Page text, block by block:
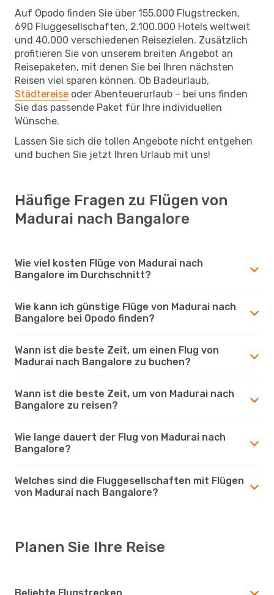
Auf Opodo finden Sie über 155.000 Flugstrecken,
690 Fluggesellschaften, 2.100.000 Hotels weltweit
und 40.000 verschiedenen Reisezielen. Zusätzlich
profitieren Sie von unserem breiten Angebot an
Reisepaketen, mit denen Sie bei Ihren nächsten
Reisen viel sparen können. Ob Badeurlaub,
Städtereise oder Abenteuerurlaub – bei uns finden
Sie das passende Paket für Ihre individuellen
Wünsche.
Lassen Sie sich die tollen Angebote nicht entgehen
und buchen Sie jetzt Ihren Urlaub mit uns!
Häufige Fragen zu Flügen von
Madurai nach Bangalore
Wie viel kosten Flüge von Madurai nach
Bangalore im Durchschnitt?
Wie kann ich günstige Flüge von Madurai nach
Bangalore bei Opodo finden?
Wann ist die beste Zeit, um einen Flug von
Madurai nach Bangalore zu buchen?
Wann ist die beste Zeit, um von Madurai nach
Bangalore zu reisen?
Wie lange dauert der Flug von Madurai nach
Bangalore?
Welches sind die Fluggesellschaften mit Flügen
von Madurai nach Bangalore?
Planen Sie Ihre Reise